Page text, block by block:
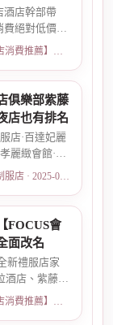
酒店幹部帶
絕對低價優
費、小...
酒店、夜總會試算 · 2026-03-15
俱樂部紫藤
店也有排名
店·百達妃麗
麗緻會館·敦
店 · 2025-02-01
FOCUS會
面改名
新禮服店家
酒店、紫藤名
你更好...
酒店、夜總會試算 · 2026-03-30